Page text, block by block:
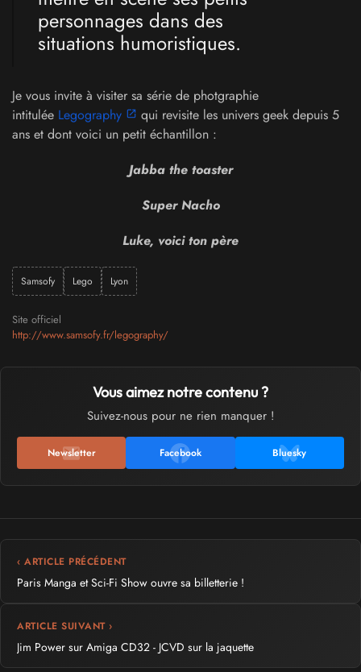
personnages dans des
situations humoristiques.
Je vous invite à visiter sa série de photgraphie
intitulée Legography
qui revisite les univers geek depuis 5
ans et dont voici un petit échantillon :
Jabba the toaster
Super Nacho
Luke, voici ton père
Samsofy Lego Lyon
Site officiel
http://www.samsofy.fr/legography/
Vous aimez notre contenu ?
Suivez-nous pour ne rien manquer !
Newsletter Facebook Bluesky
‹ ARTICLE PRÉCÉDENT
Paris Manga et Sci-Fi Show ouvre sa billetterie !
ARTICLE SUIVANT ›
Jim Power sur Amiga CD32 - JCVD sur la jaquette